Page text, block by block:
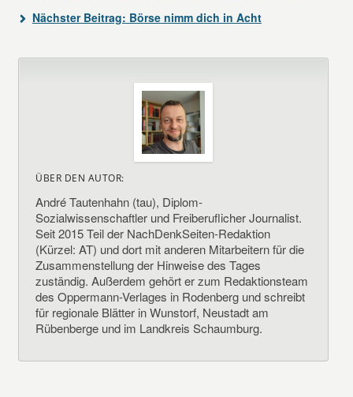
Nächster Beitrag: Börse nimm dich in Acht
ÜBER DEN AUTOR:
André Tautenhahn (tau), Diplom-
Sozialwissenschaftler und Freiberuflicher Journalist.
Seit 2015 Teil der NachDenkSeiten-Redaktion
(Kürzel: AT) und dort mit anderen Mitarbeitern für die
Zusammenstellung der Hinweise des Tages
zuständig. Außerdem gehört er zum Redaktionsteam
des Oppermann-Verlages in Rodenberg und schreibt
für regionale Blätter in Wunstorf, Neustadt am
Rübenberge und im Landkreis Schaumburg.